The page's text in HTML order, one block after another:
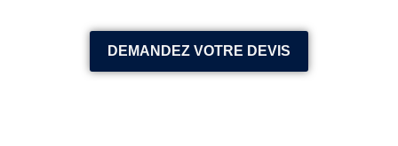
DEMANDEZ VOTRE DEVIS